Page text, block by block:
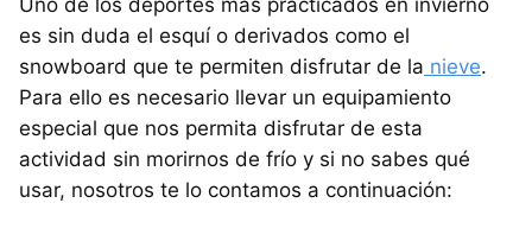
es sin duda el esquí o derivados como el
snowboard que te permiten disfrutar de la nieve.
Para ello es necesario llevar un equipamiento
especial que nos permita disfrutar de esta
actividad sin morirnos de frío y si no sabes qué
usar, nosotros te lo contamos a continuación: